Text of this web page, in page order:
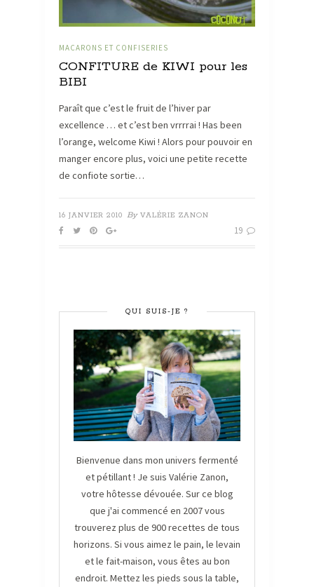
MACARONS ET CONFISERIES
CONFITURE de KIWI pour les
BIBI
Paraît que c’est le fruit de l’hiver par
excellence … et c’est ben vrrrrai ! Has been
l’orange, welcome Kiwi ! Alors pour pouvoir en
manger encore plus, voici une petite recette
de confiote sortie…
16 JANVIER 2010 By VALÉRIE ZANON
19
QUI SUIS-JE ?
Bienvenue dans mon univers fermenté
et pétillant ! Je suis Valérie Zanon,
votre hôtesse dévouée. Sur ce blog
que j'ai commencé en 2007 vous
trouverez plus de 900 recettes de tous
horizons. Si vous aimez le pain, le levain
et le fait-maison, vous êtes au bon
endroit. Mettez les pieds sous la table,